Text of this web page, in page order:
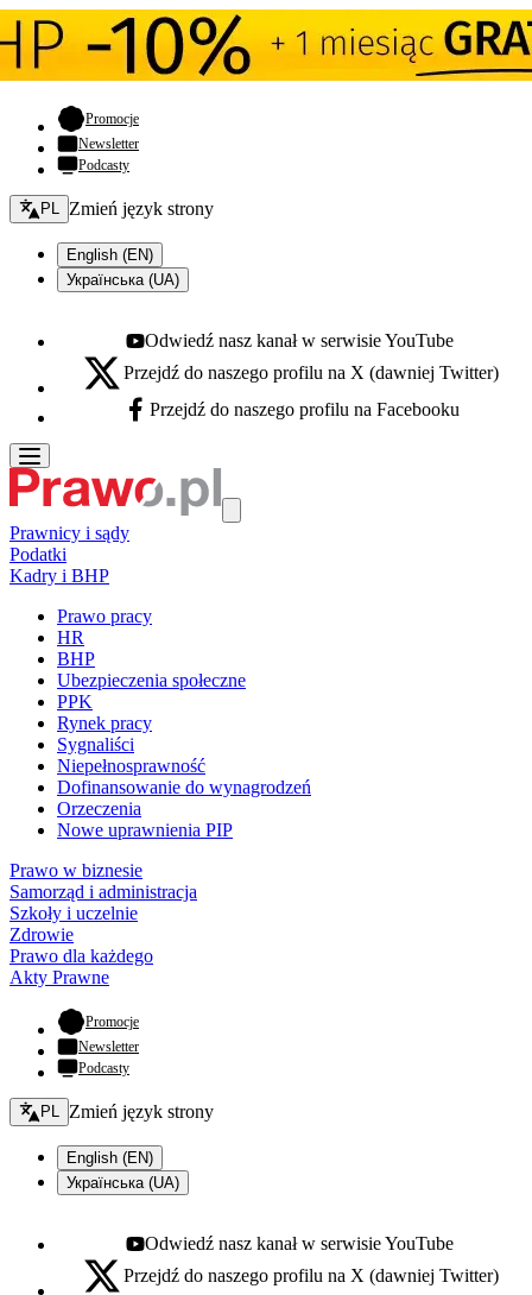
Promocje- otwiera się w nowej karcie
Newsletter
Podcasty
Zmień język - bieżący:
PL Zmień język strony
English (EN)
Українська (UA)
Youtube - otwiera się w nowej karcie
Odwiedź nasz kanał w serwisie YouTube
X - otwiera się w nowej karcie
Przejdź do naszego profilu na X (dawniej Twitter)
Facebook - otwiera się w nowej karcie
Przejdź do naszego profilu na Facebooku
Prawnicy i sądy
Podatki
Kadry i BHP
Prawo pracy
HR
BHP
Ubezpieczenia społeczne
PPK
Rynek pracy
Sygnaliści
Niepełnosprawność
Dofinansowanie do wynagrodzeń
Orzeczenia
Nowe uprawnienia PIP
Prawo w biznesie
Samorząd i administracja
Szkoły i uczelnie
Zdrowie
Prawo dla każdego
Akty Prawne
Promocje- otwiera się w nowej karcie
Newsletter
Podcasty
Zmień język - bieżący:
PL Zmień język strony
English (EN)
Українська (UA)
Youtube - otwiera się w nowej karcie
Odwiedź nasz kanał w serwisie YouTube
X - otwiera się w nowej karcie
Przejdź do naszego profilu na X (dawniej Twitter)